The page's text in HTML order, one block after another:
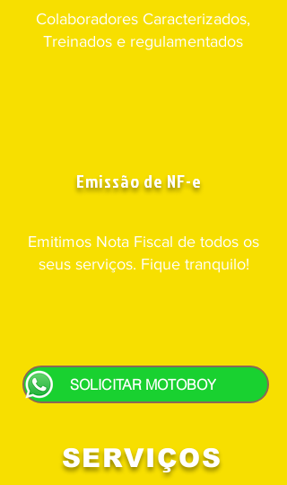
Colaboradores Caracterizados,
Treinados e regulamentados
Emitimos Nota Fiscal de todos os
seus serviços. Fique tranquilo!
Emissão de NF-e
SOLICITAR MOTOBOY
SERVIÇOS